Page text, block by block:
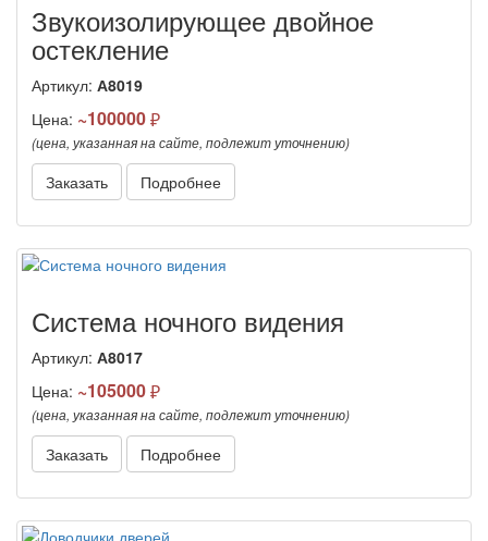
Звукоизолирующее двойное
остекление
Артикул: А8019
Цена: ~100000
(цена, указанная на сайте, подлежит уточнению)
Заказать Подробнее
Система ночного видения
Артикул: А8017
Цена: ~105000
(цена, указанная на сайте, подлежит уточнению)
Заказать Подробнее